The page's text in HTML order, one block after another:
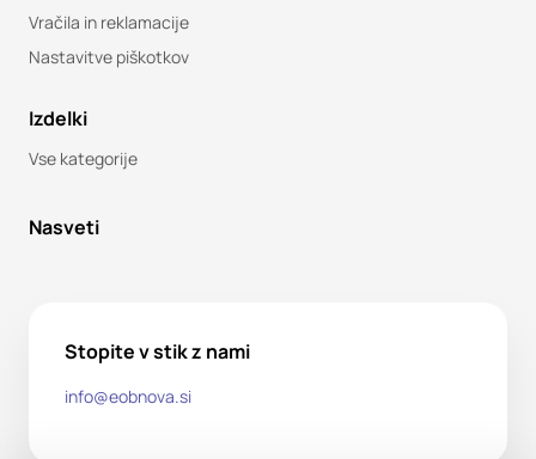
Vračila in reklamacije
Nastavitve piškotkov
Izdelki
Vse kategorije
Nasveti
Stopite v stik z nami
info@eobnova.si